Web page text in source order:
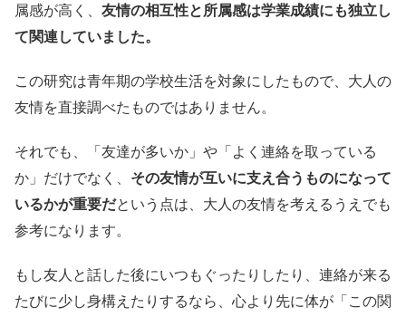
属感が高く、 友情の相互性と所属感は学業成績にも独立し
て関連していました。
この研究は青年期の学校生活を対象にしたもので、大人の
友情を直接調べたものではありません。
それでも、「友達が多いか」や「よく連絡を取っている
か」だけでなく、 その友情が互いに支え合うものになって
いるかが重要だという点は、大人の友情を考えるうえでも
参考になります。
もし友人と話した後にいつもぐったりしたり、連絡が来る
たびに少し身構えたりするなら、心より先に体が「この関